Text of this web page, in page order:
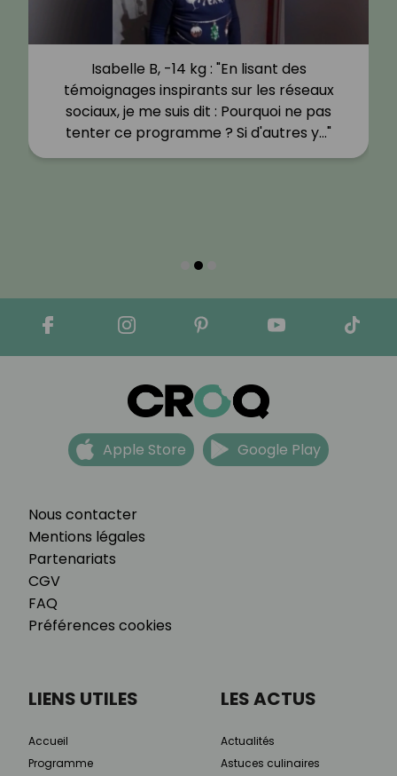
Isabelle B, -14 kg : "En lisant des
témoignages inspirants sur les réseaux
sociaux, je me suis dit : Pourquoi ne pas
tenter ce programme ? Si d'autres y…"
Nous contacter
Mentions légales
Partenariats
CGV
FAQ
Préférences cookies
Apple Store Google Play
LIENS UTILES
Accueil
Programme
LES ACTUS
Actualités
Astuces culinaires